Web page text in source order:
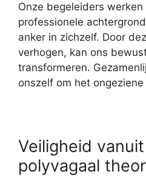
Onze begeleiders werken
professionele
anker in zichzelf. Door
verhogen, kan ons
transformeren.
onszelf om het
Veiligheid
polyvagaal